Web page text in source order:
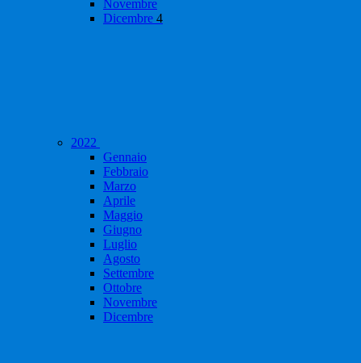
Novembre
Dicembre 4
2022
Gennaio
Febbraio
Marzo
Aprile
Maggio
Giugno
Luglio
Agosto
Settembre
Ottobre
Novembre
Dicembre